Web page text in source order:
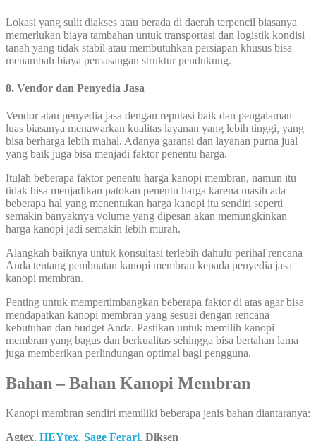
Lokasi yang sulit diakses atau berada di daerah terpencil biasanya
memerlukan biaya tambahan untuk transportasi dan logistik kondisi
tanah yang tidak stabil atau membutuhkan persiapan khusus bisa
menambah biaya pemasangan struktur pendukung.
8. Vendor dan Penyedia Jasa
Vendor atau penyedia jasa dengan reputasi baik dan pengalaman
luas biasanya menawarkan kualitas layanan yang lebih tinggi, yang
bisa berharga lebih mahal. Adanya garansi dan layanan purna jual
yang baik juga bisa menjadi faktor penentu harga.
Itulah beberapa faktor penentu harga kanopi membran, namun itu
tidak bisa menjadikan patokan penentu harga karena masih ada
beberapa hal yang menentukan harga kanopi itu sendiri seperti
semakin banyaknya volume yang dipesan akan memungkinkan
harga kanopi jadi semakin lebih murah.
Alangkah baiknya untuk konsultasi terlebih dahulu perihal rencana
Anda tentang pembuatan kanopi membran kepada penyedia jasa
kanopi membran.
Penting untuk mempertimbangkan beberapa faktor di atas agar bisa
mendapatkan kanopi membran yang sesuai dengan rencana
kebutuhan dan budget Anda. Pastikan untuk memilih kanopi
membran yang bagus dan berkualitas sehingga bisa bertahan lama
juga memberikan perlindungan optimal bagi pengguna.
Bahan – Bahan Kanopi Membran
Kanopi membran sendiri memiliki beberapa jenis bahan diantaranya:
Agtex, HEYtex, Sage Ferari, Diksen